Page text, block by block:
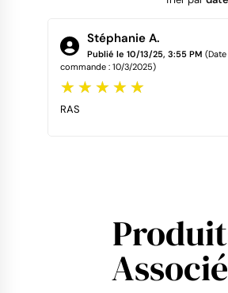
Stéphanie A.
Publié le 10/13/25, 3:55 PM
commande : 10/3/2025)
RAS